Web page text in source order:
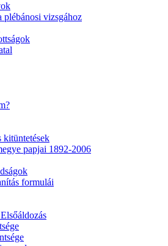
plébánosi vizsgához
kitüntetések
papjai 1892-2006
formulái